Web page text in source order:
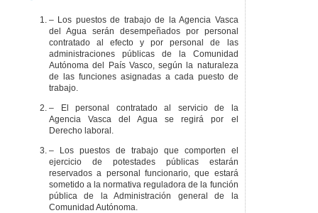
– Los puestos de trabajo de la Agencia Vasca
del Agua serán desempeñados por personal
contratado al efecto y por personal de las
administraciones públicas de la Comunidad
Autónoma del País Vasco, según la naturaleza
de las funciones asignadas a cada puesto de
trabajo.
– El personal contratado al servicio de la
Agencia Vasca del Agua se regirá por el
Derecho laboral.
– Los puestos de trabajo que comporten el
ejercicio de potestades públicas estarán
reservados a personal funcionario, que estará
sometido a la normativa reguladora de la función
pública de la Administración general de la
Comunidad Autónoma.